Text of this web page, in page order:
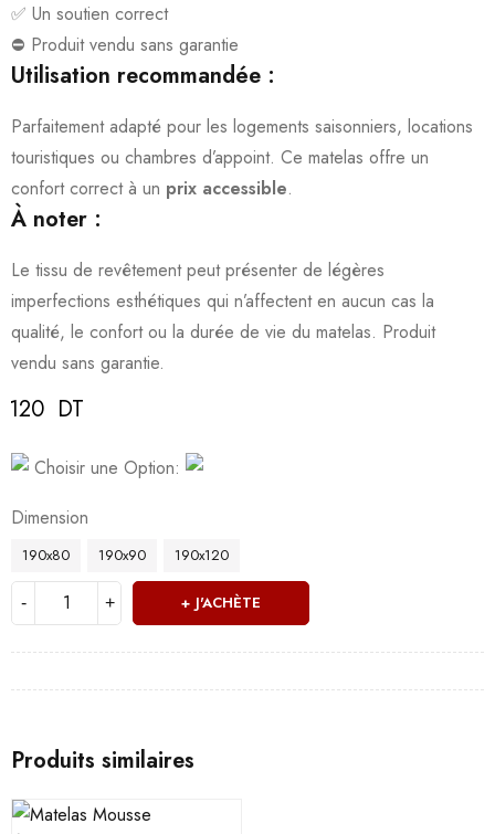
✅ Un soutien correct
⛔ Produit vendu sans garantie
Utilisation recommandée :
Parfaitement adapté pour les logements saisonniers, locations
touristiques ou chambres d’appoint. Ce matelas offre un
confort correct à un prix accessible.
À noter :
Le tissu de revêtement peut présenter de légères
imperfections esthétiques qui n’affectent en aucun cas la
qualité, le confort ou la durée de vie du matelas. Produit
vendu sans garantie.
120 DT
Choisir une Option:
Dimension
190x80 190x90 190x120
J'ACHÈTE
Produits similaires